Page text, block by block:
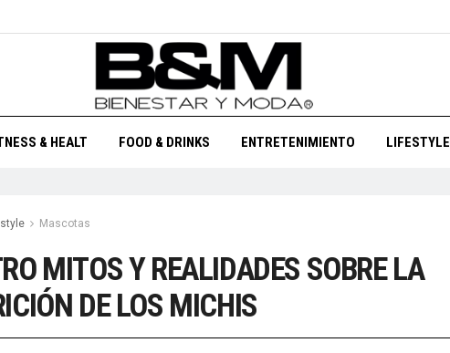
& HEALT FOOD & DRINKS ENTRETENIMIENTO LIFESTYLE
Mascotas
MITOS Y REALIDADES SOBRE LA
DE LOS MICHIS